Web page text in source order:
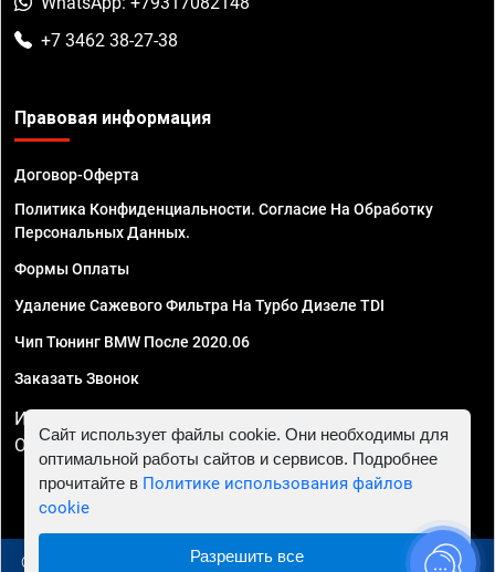
+7 3462 38-27-38
Правовая информация
Договор-Оферта
Политика Конфиденциальности. Согласие На Обработку
Персональных Данных.
Формы Оплаты
Удаление Сажевого Фильтра На Турбо Дизеле TDI
Чип Тюнинг BMW После 2020.06
Заказать Звонок
ИП Смирнов Георгий Павлович. ИНН 781302555843,
ОГРНИП 324470400032610
© 2010 - 2026 Чип тюнинг в Сургуте - Автосервис "Евро
Сайт использует файлы cookie. Они необходимы для
оптимальной работы сайтов и сервисов. Подробнее
прочитайте в Политике использования файлов
cookie
Разрешить все